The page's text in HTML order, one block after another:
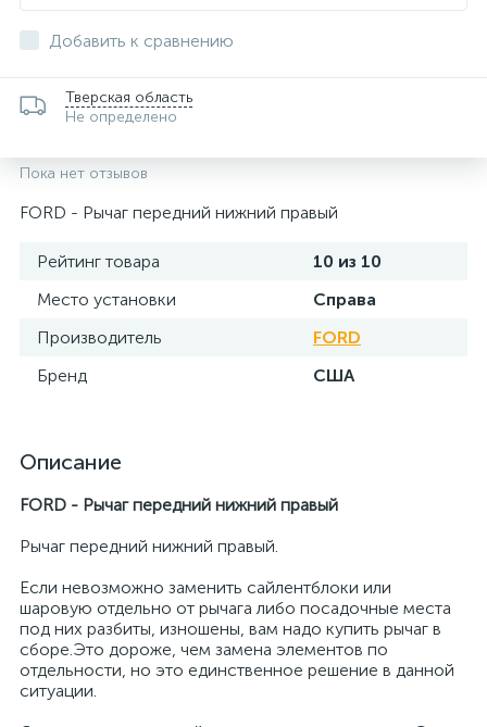
Добавить к сравнению
Тверская область
Не определено
Пока нет отзывов
FORD - Рычаг передний нижний правый
Рейтинг товара
10 из 10
Место установки
Справа
Производитель
FORD
Бренд
США
Описание
FORD - Рычаг передний нижний правый
Рычаг передний нижний правый.
Если невозможно заменить сайлентблоки или
шаровую отдельно от рычага либо посадочные места
под них разбиты, изношены, вам надо купить рычаг в
сборе.Это дороже, чем замена элементов по
отдельности, но это единственное решение в данной
ситуации.